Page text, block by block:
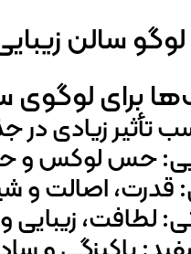
سالن زیبایی
برای لوگوی
تأثیر زیادی
حس لوکس و
اصالت و
لطافت، زیبایی